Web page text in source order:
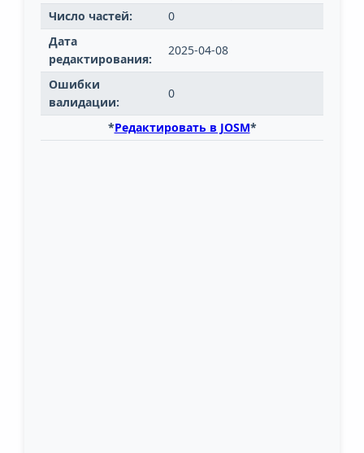
Число частей:
0
Дата
редактирования:
2025-04-08
Ошибки
валидации:
0
*Редактировать в JOSM*